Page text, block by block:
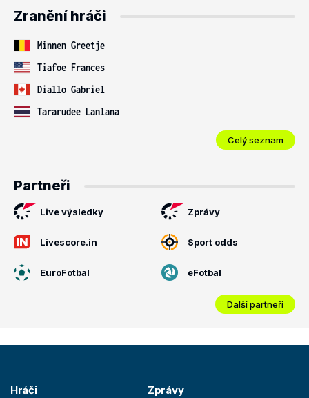
Zranění hráči
Minnen Greetje
Tiafoe Frances
Diallo Gabriel
Tararudee Lanlana
Celý seznam
Partneři
Live výsledky Zprávy
Livescore.in Sport odds
EuroFotbal eFotbal
Další partneři
Hráči Zprávy